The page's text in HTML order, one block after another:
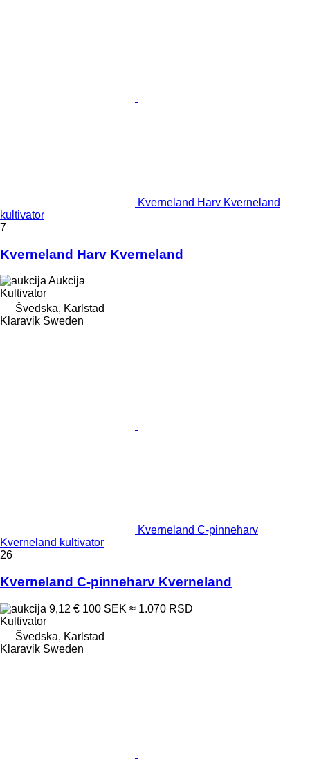
Kverneland Harv Kverneland
kultivator
7
Kverneland Harv Kverneland
Aukcija
Kultivator
Švedska, Karlstad
Klaravik Sweden
Kverneland C-pinneharv
Kverneland kultivator
26
Kverneland C-pinneharv Kverneland
9,12 € 100 SEK ≈ 1.070 RSD
Kultivator
Švedska, Karlstad
Klaravik Sweden